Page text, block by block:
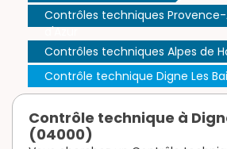
Contrôles techniques
d'Azur
Contrôles techniques Alpes de
Contrôle technique Digne Les
Contrôle technique à
(04000)